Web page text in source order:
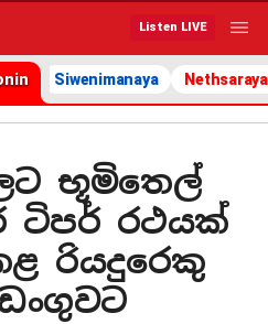
Listen LIVE
Siwenimanaya Nethsaraya
භූමිතෙල්
ටිපර් රථයක්
රියදුරෙකු